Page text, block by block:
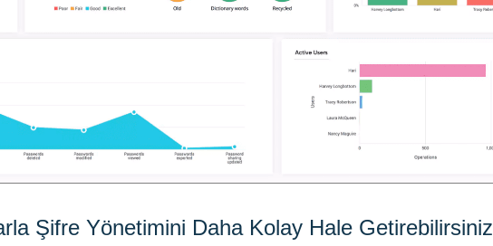
Şifre Yönetimini Daha Kolay Hale Getirebilirsiniz